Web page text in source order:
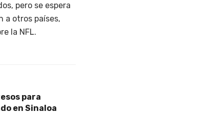
pero se espera
a otros países,
la NFL.
para
en Sinaloa